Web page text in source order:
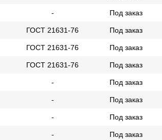
- Под заказ
ГОСТ 21631-76 Под заказ
ГОСТ 21631-76 Под заказ
ГОСТ 21631-76 Под заказ
- Под заказ
- Под заказ
- Под заказ
- Под заказ